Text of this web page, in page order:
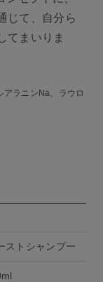
じて、自分ら
てまいりま
ラニンNa、ラウロ
トシャンプー